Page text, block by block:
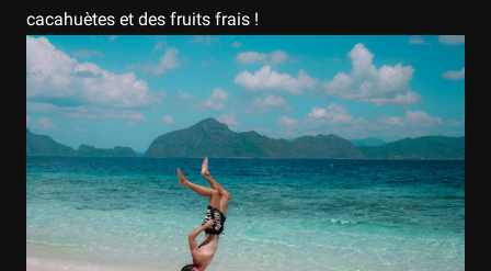
cacahuètes et des fruits frais !